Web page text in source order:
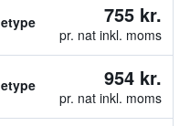
755 kr.
pr. nat inkl. moms
954 kr.
pr. nat inkl. moms